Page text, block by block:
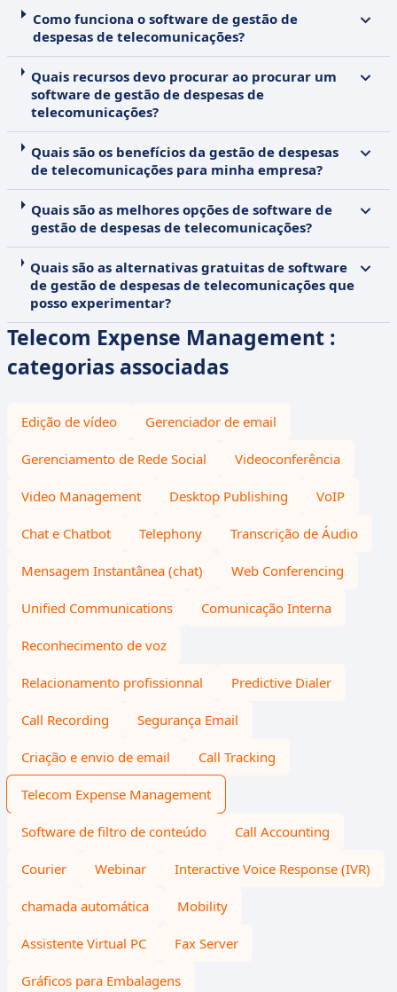
Como funciona o software de gestão de
despesas de telecomunicações?
Quais recursos devo procurar ao procurar um
software de gestão de despesas de
telecomunicações?
Quais são os benefícios da gestão de despesas
de telecomunicações para minha empresa?
Quais são as melhores opções de software de
gestão de despesas de telecomunicações?
Quais são as alternativas gratuitas de software
de gestão de despesas de telecomunicações que
posso experimentar?
Telecom Expense Management :
categorias associadas
Edição de vídeo Gerenciador de email
Gerenciamento de Rede Social Videoconferência
Video Management Desktop Publishing VoIP
Chat e Chatbot Telephony Transcrição de Áudio
Mensagem Instantânea (chat) Web Conferencing
Unified Communications Comunicação Interna
Reconhecimento de voz
Relacionamento profissionnal Predictive Dialer
Call Recording Segurança Email
Criação e envio de email Call Tracking
Telecom Expense Management
Software de filtro de conteúdo Call Accounting
Courier Webinar Interactive Voice Response (IVR)
chamada automática Mobility
Assistente Virtual PC Fax Server
Gráficos para Embalagens